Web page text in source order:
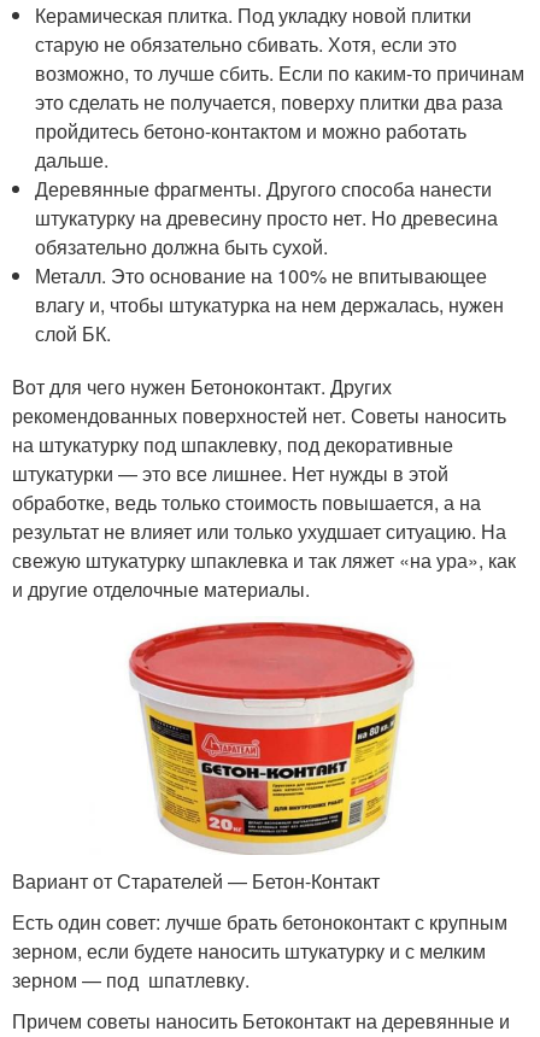
Керамическая плитка. Под укладку новой плитки
старую не обязательно сбивать. Хотя, если это
возможно, то лучше сбить. Если по каким-то причинам
это сделать не получается, поверху плитки два раза
пройдитесь бетоно-контактом и можно работать
дальше.
Деревянные фрагменты. Другого способа нанести
штукатурку на древесину просто нет. Но древесина
обязательно должна быть сухой.
Металл. Это основание на 100% не впитывающее
влагу и, чтобы штукатурка на нем держалась, нужен
слой БК.
Вот для чего нужен Бетоноконтакт. Других
рекомендованных поверхностей нет. Советы наносить
на штукатурку под шпаклевку, под декоративные
штукатурки — это все лишнее. Нет нужды в этой
обработке, ведь только стоимость повышается, а на
результат не влияет или только ухудшает ситуацию. На
свежую штукатурку шпаклевка и так ляжет «на ура», как
и другие отделочные материалы.
Вариант от Старателей — Бетон-Контакт
Есть один совет: лучше брать бетоноконтакт с крупным
зерном, если будете наносить штукатурку и с мелким
зерном — под шпатлевку.
Причем советы наносить Бетоконтакт на деревянные и